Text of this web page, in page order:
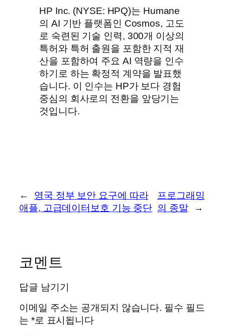
HP Inc. (NYSE: HPQ)는 Humane
의 AI 기반 플랫폼인 Cosmos, 고도
로 숙련된 기술 인력, 300개 이상의
특허와 특허 출원을 포함한 지적 재
산을 포함하여 주요 AI 역량을 인수
하기로 하는 확정적 계약을 발표했
습니다. 이 인수는 HP가 보다 경험
중심의 회사로의 전환을 앞당기는
것입니다.
←
영국 정부 보안 요구에 따라
애플, 고급데이터보호 기능 중단
프로그래밍
의 종말
→
코멘트
답글 남기기
이메일 주소는 공개되지 않습니다. 필수 필드
는 *로 표시됩니다